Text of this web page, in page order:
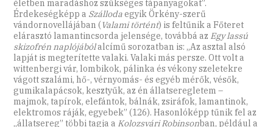
életben maradáshoz szükséges tápanyagokat”.
Érdekeségképp a Szálloda egyik Örkény-szerű
vándornovellájában (Valami történt) is feltűnik a Főteret
elárasztó lamantincsorda jelensége, továbbá az Egy lassú
skizofrén naplójábólalcímű sorozatban is: „Az asztal alsó
lapját is megterítette valaki. Valaki más persze. Ott volt a
wittenbergi vár, lombikok, pálinka és vékony szeletekre
vágott szalámi, hő-, vérnyomás- és egyéb mérők, vésők,
gumikalapácsok, kesztyűk, az én állatseregletem –
majmok, tapírok, elefántok, bálnák, zsiráfok, lamantinok,
elektromos ráják, egyebek” (126). Hasonlóképp tűnik fel az
„állatsereg” többi tagja a Kolozsvári Robinsonban, például a